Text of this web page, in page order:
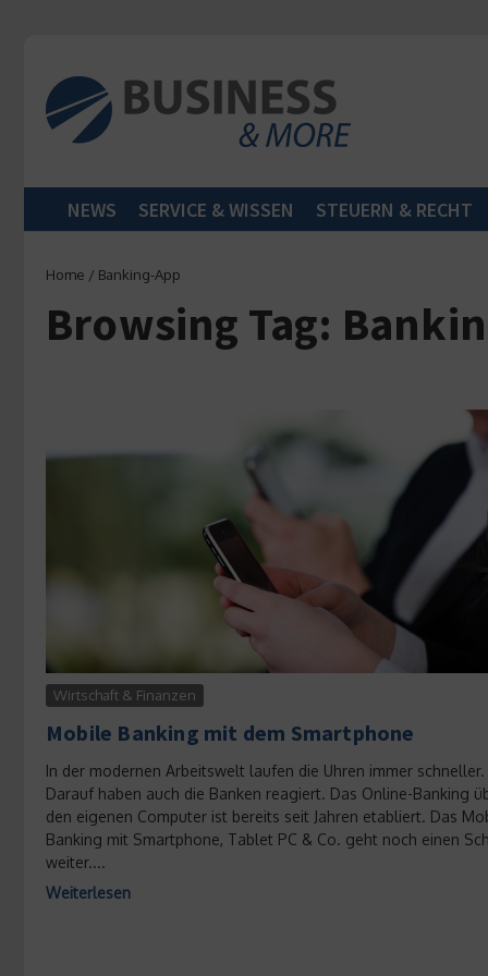
NEWS SERVICE & WISSEN STEUERN & RECHT
Home / Banking-App
Browsing Tag:
Wirtschaft & Finanzen
Mobile Banking mit dem Smartphone
In der modernen Arbeitswelt laufen die Uhren immer schneller.
Darauf haben auch die Banken reagiert. Das Online-Banking
den eigenen Computer ist bereits seit Jahren etabliert. Das
Banking mit Smartphone, Tablet PC & Co. geht noch einen
weiter....
Weiterlesen